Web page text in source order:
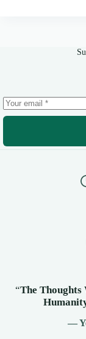
“The
—